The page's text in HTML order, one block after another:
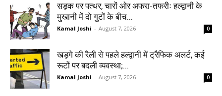
सड़क पर पत्थर, चारों ओर अफरा-तफरीः हल्द्वानी के
मुखानी में दो गुटों के बीच...
Kamal Joshi - August 7, 2026 0
खड़गे की रैली से पहले हल्द्वानी में ट्रैफिक अलर्ट, कई
रूटों पर बदली व्यवस्था;...
Kamal Joshi - August 7, 2026 0